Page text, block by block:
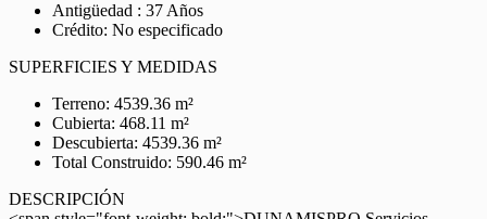
Antigüedad : 37 Años
Crédito: No especificado
SUPERFICIES Y MEDIDAS
Terreno: 4539.36 m²
Cubierta: 468.11 m²
Descubierta: 4539.36 m²
Total Construido: 590.46 m²
DESCRIPCIÓN